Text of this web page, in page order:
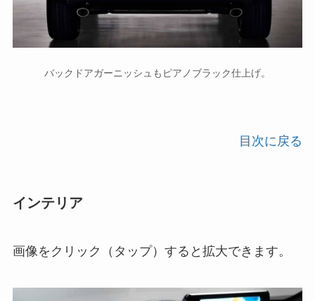
バックドアガーニッシュもピアノブラック仕上げ。
目次に戻る
インテリア
画像をクリック（タップ）すると拡大できます。